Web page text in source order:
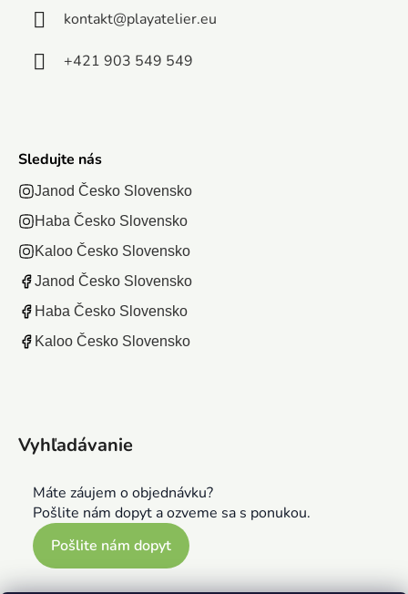
kontakt@playatelier.eu
+421 903 549 549
Sledujte nás
Janod Česko Slovensko
Haba Česko Slovensko
Kaloo Česko Slovensko
Janod Česko Slovensko
Haba Česko Slovensko
Kaloo Česko Slovensko
Vyhľadávanie
Máte záujem o objednávku?
Pošlite nám dopyt a ozveme sa s ponukou.
Pošlite nám dopyt